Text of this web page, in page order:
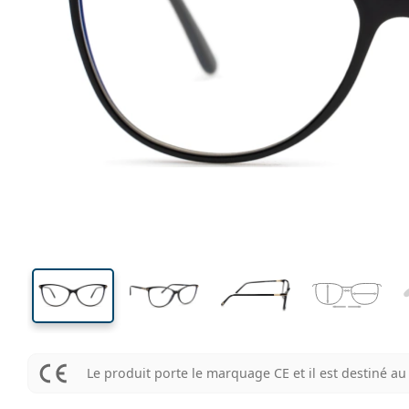
130 mm
Largeur des verres
41 mm
Largeur des verres Largeur des verres
Largeur
des verres
Le produit porte le marquage CE et il est destiné